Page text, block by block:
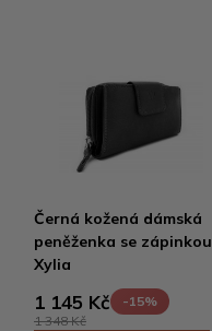
Černá kožená dámská
peněženka se zápinkou
Xylia
1 145 Kč
-15%
1 348 Kč